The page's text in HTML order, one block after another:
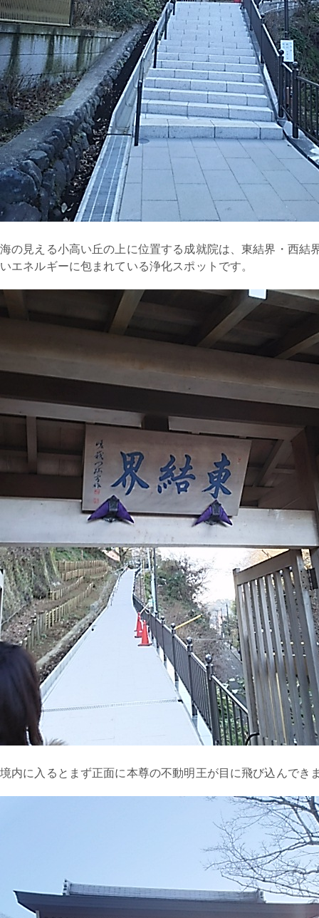
海の見える小高い丘の上に位置する成就院は、東結界・西結
いエネルギーに包まれている浄化スポットです。
境内に入るとまず正面に本尊の不動明王が目に飛び込んでき